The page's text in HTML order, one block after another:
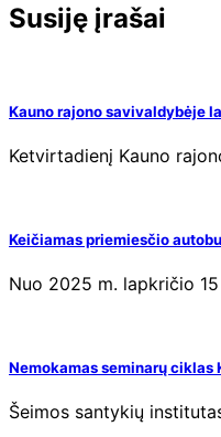
Susiję įrašai
Kauno rajono savivaldybėje
Ketvirtadienį Kauno
Keičiamas priemiesčio
Nuo 2025 m. lapkričio
Nemokamas seminarų ciklas
Šeimos santykių